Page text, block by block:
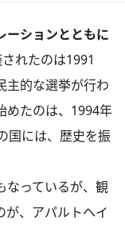
ーションとともに
れたのは1991
主的な選挙が行わ
めたのは、1994年
国には、歴史を振
なっているが、観
が、アパルトヘイ